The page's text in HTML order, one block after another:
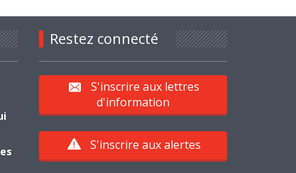
Restez connecté
S'inscrire aux lettres
d'information
S'inscrire aux alertes